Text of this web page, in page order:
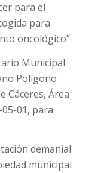
para el
para
oncológico”.
Municipal
Polígono
Cáceres, Área
01, para
demanial
municipal